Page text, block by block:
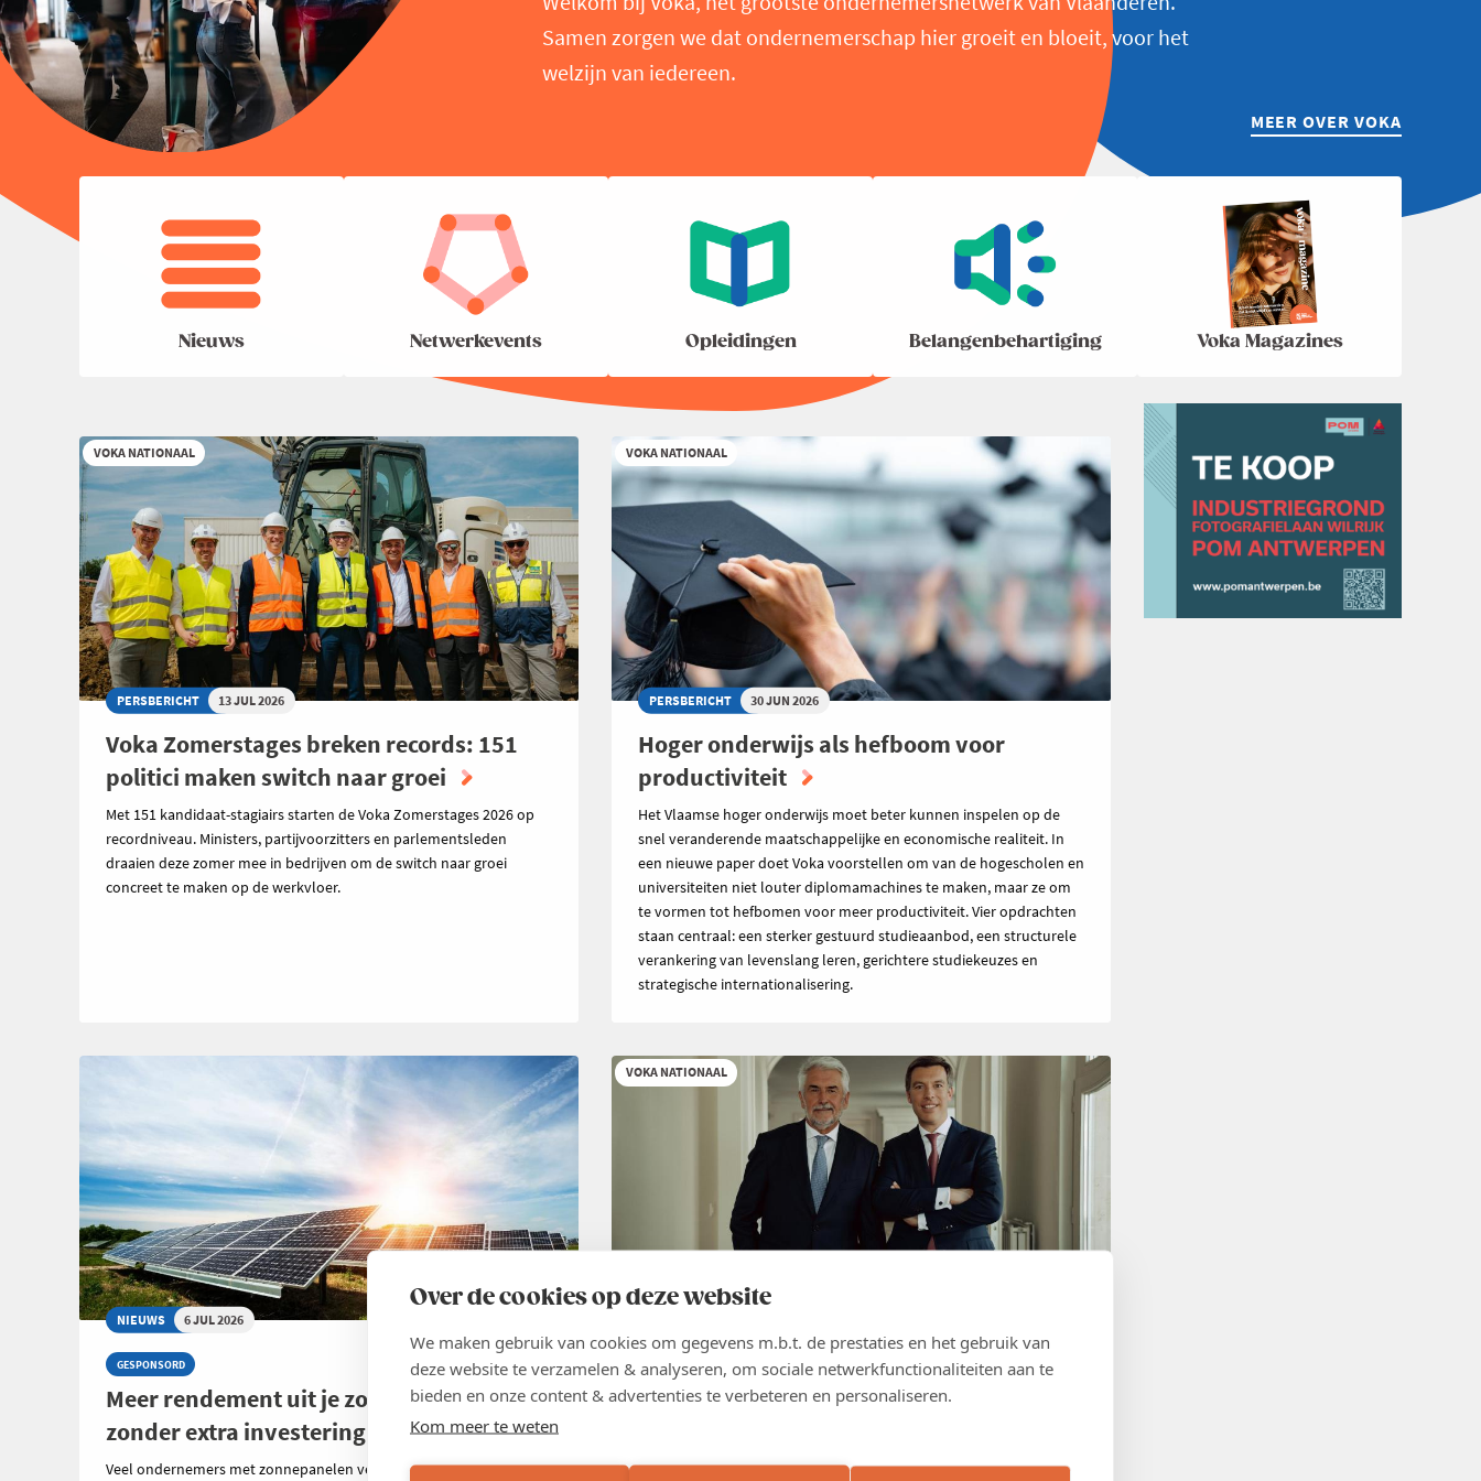
Over de cookies op deze website
We maken gebruik van cookies om gegevens m.b.t. de prestaties en het gebruik van
deze website te verzamelen & analyseren, om sociale netwerkfunctionaliteiten aan te
bieden en onze content & advertenties te verbeteren en personaliseren.
Kom meer te weten
Samen zorgen we dat ondernemerschap hier groeit en bloeit, voor het
welzijn van iedereen.
MEER OVER VOKA
Nieuws Netwerkevents Opleidingen Belangenbehartiging Voka Magazines
VOKA NATIONAAL
PERSBERICHT 13 JUL 2026
Voka Zomerstages breken records: 151
politici maken switch naar groei
Met 151 kandidaat-stagiairs starten de Voka Zomerstages 2026 op
recordniveau. Ministers, partijvoorzitters en parlementsleden
draaien deze zomer mee in bedrijven om de switch naar groei
concreet te maken op de werkvloer.
VOKA NATIONAAL
PERSBERICHT 30 JUN 2026
Hoger onderwijs als hefboom voor
productiviteit
Het Vlaamse hoger onderwijs moet beter kunnen inspelen op de
snel veranderende maatschappelijke en economische realiteit. In
een nieuwe paper doet Voka voorstellen om van de hogescholen en
universiteiten niet louter diplomamachines te maken, maar ze om
te vormen tot hefbomen voor meer productiviteit. Vier opdrachten
staan centraal: een sterker gestuurd studieaanbod, een structurele
verankering van levenslang leren, gerichtere studiekeuzes en
strategische internationalisering.
NIEUWS 6 JUL 2026
GESPONSORD
Meer rendement uit je zonnepanelen,
zonder extra investering
Veel ondernemers met zonnepanelen vergelijken zorgvuldig hun
VOKA NATIONAAL
Groei creëer je niet met nieuwe
belastingen